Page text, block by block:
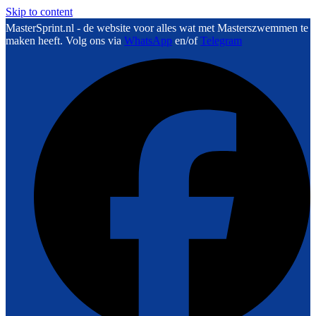
Skip to content
MasterSprint.nl - de website voor alles wat met Masterszwemmen te
maken heeft. Volg ons via WhatsApp en/ofTelegram